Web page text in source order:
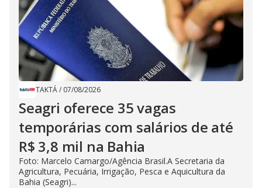
TAKTÁ/ 07/08/2026
Seagri oferece 35 vagas
temporárias com salários de até
R$ 3,8 mil na Bahia
Foto: Marcelo Camargo/Agência Brasil.A Secretaria da
Agricultura, Pecuária, Irrigação, Pesca e Aquicultura da
Bahia (Seagri)...